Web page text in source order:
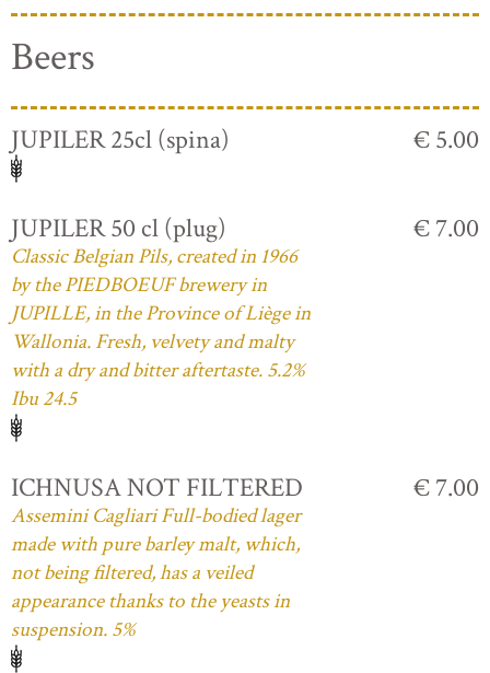
Beers
JUPILER 25cl (spina) € 5.00
JUPILER 50 cl (plug)
Classic Belgian Pils, created in 1966
by the PIEDBOEUF brewery in
JUPILLE, in the Province of Liège in
Wallonia. Fresh, velvety and malty
with a dry and bitter aftertaste. 5.2%
Ibu 24.5
€ 7.00
ICHNUSA NOT FILTERED
Assemini Cagliari Full-bodied lager
made with pure barley malt, which,
not being filtered, has a veiled
appearance thanks to the yeasts in
suspension. 5%
€ 7.00